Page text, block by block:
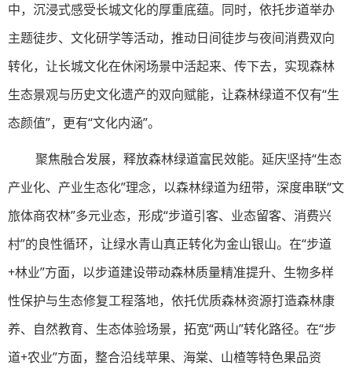
中，沉浸式感受长城文化的厚重底蕴。同时，依托步道举办
主题徒步、文化研学等活动，推动日间徒步与夜间消费双向
转化，让长城文化在休闲场景中活起来、传下去，实现森林
生态景观与历史文化遗产的双向赋能，让森林绿道不仅有“生
态颜值”，更有“文化内涵”。
聚焦融合发展，释放森林绿道富民效能。延庆坚持“生态
产业化、产业生态化”理念，以森林绿道为纽带，深度串联“文
旅体商农林”多元业态，形成“步道引客、业态留客、消费兴
村”的良性循环，让绿水青山真正转化为金山银山。在“步道
+林业”方面，以步道建设带动森林质量精准提升、生物多样
性保护与生态修复工程落地，依托优质森林资源打造森林康
养、自然教育、生态体验场景，拓宽“两山”转化路径。在“步
道+农业”方面，整合沿线苹果、海棠、山楂等特色果品资